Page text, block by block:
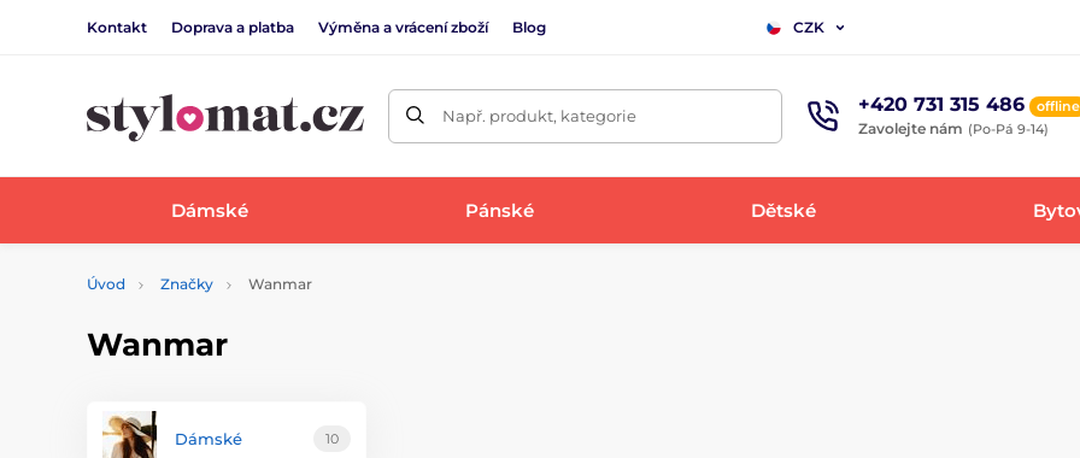
Kontakt Doprava a platba Výměna a vrácení zboží Blog CZK
Např. produkt, kategorie +420 731 315 486 offline
Zavolejte nám (Po-Pá 9-14)
Dámské Pánské Dětské
Úvod Značky Wanmar
Wanmar
Dámské 10